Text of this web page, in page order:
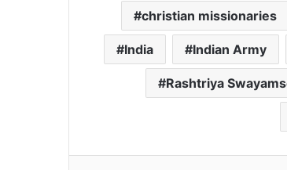
christian missionaries
India Indian Army
Rashtriya